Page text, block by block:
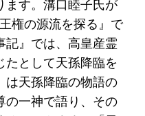
ます。溝口睦子氏が
権の源流を探る』で
記』では、高皇産霊
たとして天孫降臨を
は天孫降臨の物語の
の一神で語り、その